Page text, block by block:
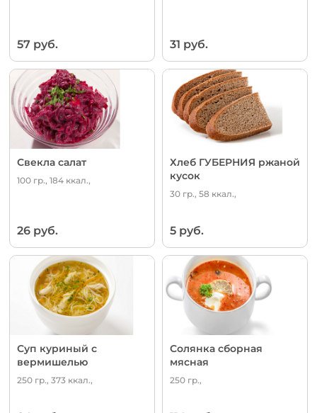
57 руб. 31 руб.
Свекла салат
100 гр., 184 ккал.,
26 руб.
Хлеб ГУБЕРНИЯ ржаной
кусок
30 гр., 58 ккал.,
5 руб.
Суп куриный с
вермишелью
250 гр., 373 ккал.,
Солянка сборная
мясная
250 гр.,